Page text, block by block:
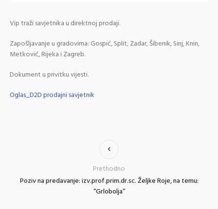
Vip traži savjetnika u direktnoj prodaji.
Zapošljavanje u gradovima: Gospić, Split, Zadar, Šibenik, Sinj, Knin,
Metković, Rijeka i Zagreb.
Dokument u privitku vijesti.
Oglas_D2D prodajni savjetnik
Poziv na predavanje: izv.prof.prim.dr.sc. Željke Roje, na temu:
“Grlobolja“
Prethodno